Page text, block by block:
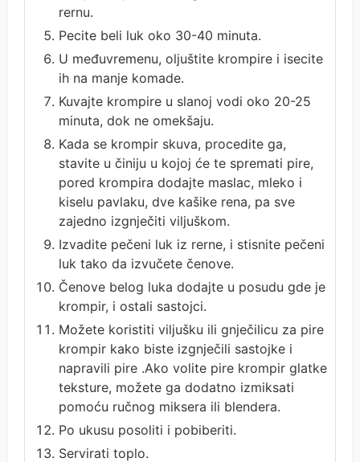
rernu.
Pecite beli luk oko 30-40 minuta.
U međuvremenu, oljuštite krompire i isecite
ih na manje komade.
Kuvajte krompire u slanoj vodi oko 20-25
minuta, dok ne omekšaju.
Kada se krompir skuva, procedite ga,
stavite u činiju u kojoj će te spremati pire,
pored krompira dodajte maslac, mleko i
kiselu pavlaku, dve kašike rena, pa sve
zajedno izgnječiti viljuškom.
Izvadite pečeni luk iz rerne, i stisnite pečeni
luk tako da izvučete čenove.
Čenove belog luka dodajte u posudu gde je
krompir, i ostali sastojci.
Možete koristiti viljušku ili gnječilicu za pire
krompir kako biste izgnječili sastojke i
napravili pire .Ako volite pire krompir glatke
teksture, možete ga dodatno izmiksati
pomoću ručnog miksera ili blendera.
Po ukusu posoliti i pobiberiti.
Servirati toplo.